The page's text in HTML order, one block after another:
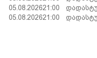
05.08.202621:00
05.08.202621:00